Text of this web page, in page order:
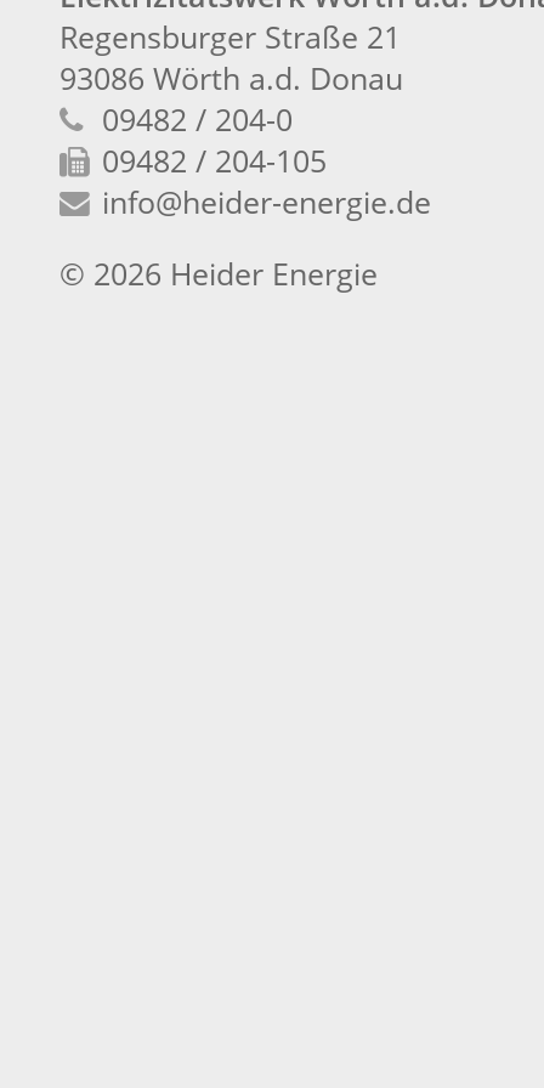
Regensburger Straße 21
93086 Wörth a.d. Donau
09482 / 204-0
09482 / 204-105
info@heider-energie.de
© 2026 Heider Energie